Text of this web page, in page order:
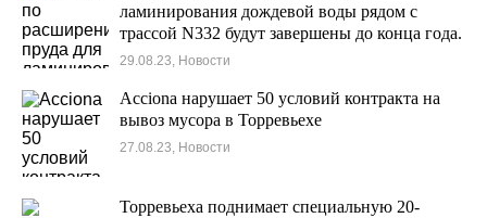
ламинирования дождевой воды рядом с
трассой N332 будут завершены до конца года.
29.08.23, Новости
Acciona нарушает 50 условий контракта на
вывоз мусора в Торревьехе
27.08.23, Новости
Торревьеха поднимает специальную 20-